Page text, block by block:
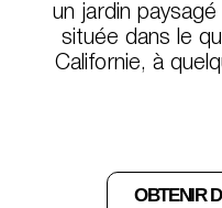
un jardin
située dans le
Californie, à
OBTENIR